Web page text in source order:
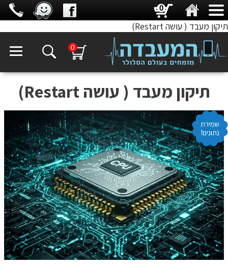
תיקון מעבד ( עושה Restart)
0
תיקון מעבד ( עושה Restart)
שמירת
נתונים!
0